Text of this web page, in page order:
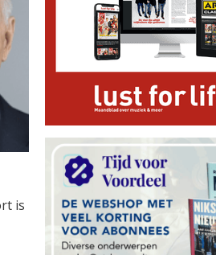
is